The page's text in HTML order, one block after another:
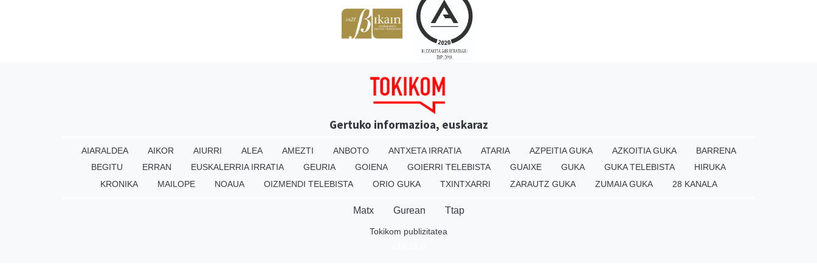
Gertuko informazioa, euskaraz
AIARALDEA AIKOR AIURRI ALEA AMEZTI ANBOTO ANTXETA IRRATIA ATARIA AZPEITIA GUKA AZKOITIA GUKA
BARRENA
BEGITU
ERRAN EUSKALERRIA IRRATIA GEURIA GOIENA GOIERRI TELEBISTA GUAIXE GUKA GUKA TELEBISTA
HIRUKA
KRONIKA
MAILOPE NOAUA OIZMENDI TELEBISTA ORIO GUKA TXINTXARRI ZARAUTZ GUKA ZUMAIA GUKA 28 KANALA
Matx Gurean Ttap
Tokikom publizitatea